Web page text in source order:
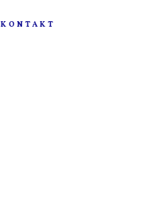
KONTAKT